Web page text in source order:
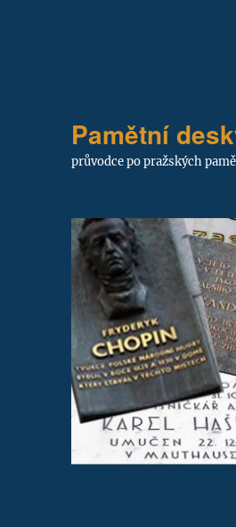
Pamětní
průvodce po pražských